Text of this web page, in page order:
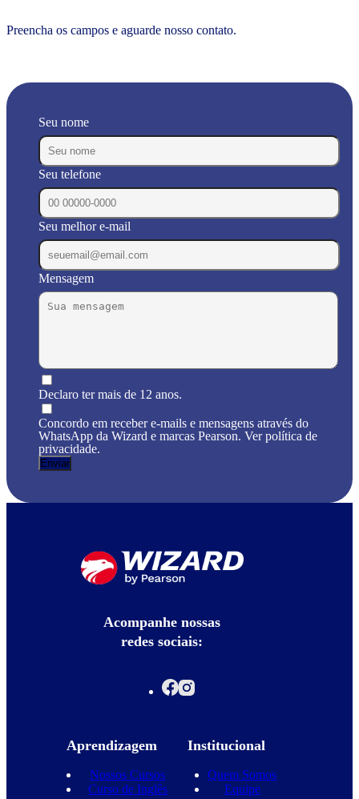
Preencha os campos e aguarde nosso contato.
Seu nome
Seu telefone
Seu melhor e-mail
Mensagem
Declaro ter mais de 12 anos.
Concordo em receber e-mails e mensagens através do
WhatsApp da Wizard e marcas Pearson. Ver política de
privacidade.
Acompanhe nossas
redes sociais:
Aprendizagem
Nossos Cursos
Curso de Inglês
Institucional
Quem Somos
Equipe